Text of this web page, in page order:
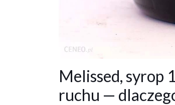
Melissed, syrop
ruchu —